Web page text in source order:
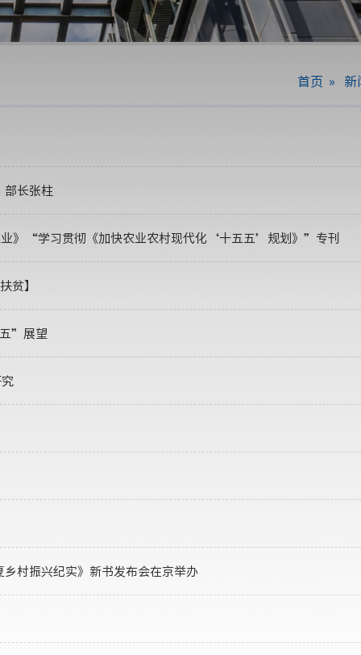
首页 » 新
部长张柱
》“学习贯彻《加快农业农村现代化‘十五五’规划》”专刊
贫】
”展望
村振兴纪实》新书发布会在京举办